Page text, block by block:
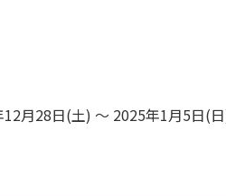
12月28日(土) ～ 2025年1月5日(